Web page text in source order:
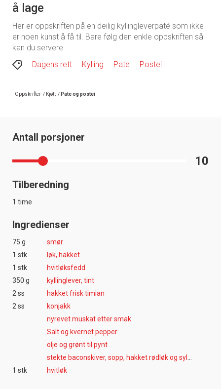
å lage
Her er oppskriften på en deilig kyllingleverpaté som ikke
er noen kunst å få til. Bare følg den enkle oppskriften så
kan du servere.
Dagens rett
Kylling Pate Postei
Oppskrifter / Kjøtt / Pate og postei
Antall porsjoner
10
Tilberedning
1 time
Ingredienser
75 g
smør
1 stk
løk, hakket
1 stk
hvitløksfedd
350 g
kyllinglever, tint
2 ss
hakket frisk timian
2 ss
konjakk
nyrevet muskat etter smak
Salt og kvernet pepper
olje og grønt til pynt
1 stk
hvitløk